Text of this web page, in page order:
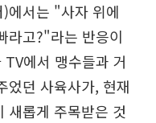
에서는 "사자 위에
라고?"라는 반응이
에서 맹수들과 거
었던 사육사가, 현재
새롭게 주목받은 것